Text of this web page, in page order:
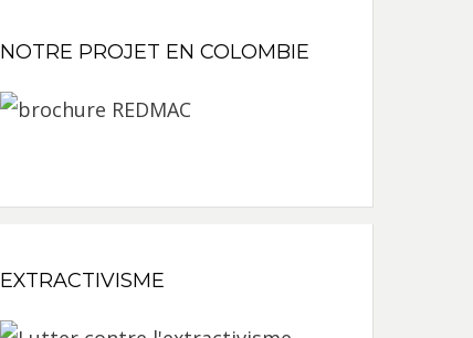
NOTRE PROJET EN COLOMBIE
EXTRACTIVISME